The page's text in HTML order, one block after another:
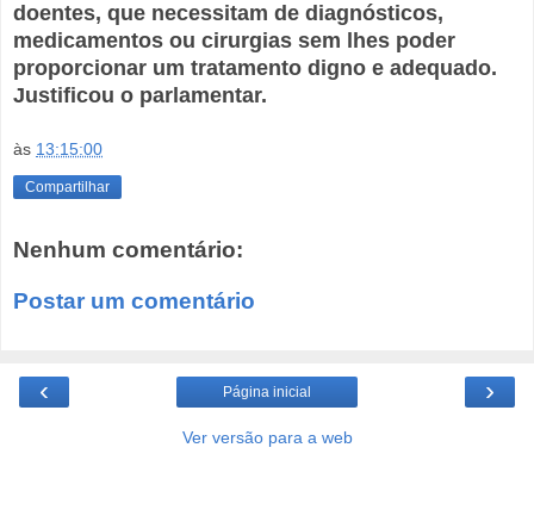
doentes, que necessitam de diagnósticos,
medicamentos ou cirurgias sem lhes poder
proporcionar um tratamento digno e adequado.
Justificou o parlamentar.
às 13:15:00
Compartilhar
Nenhum comentário:
Postar um comentário
‹ ›
Página inicial
Ver versão para a web